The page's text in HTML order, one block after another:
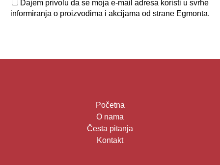
Dajem privolu da se moja e-mail adresa koristi u svrhe
informiranja o proizvodima i akcijama od strane Egmonta.
Početna
O nama
Česta pitanja
Kontakt